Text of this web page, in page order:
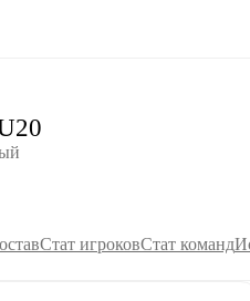
Стат игроковСтат команд